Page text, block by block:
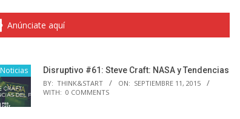
Anúnciate aquí
Noticias Disruptivo #61: Steve Craft: NASA y Tendencias
BY: THINK&START ON: SEPTIEMBRE 11, 2015
WITH: 0 COMMENTS